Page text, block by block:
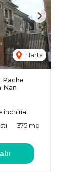
Harta
Next
Pache
Nan
închiriat
375 mp